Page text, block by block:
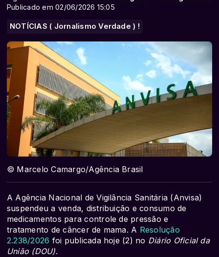
Publicado em 02/06/2026 15:05
NOTÍCIAS ( Jornalismo Verdade ) !
© Marcelo Camargo/Agência Brasil
A Agência Nacional de Vigilância Sanitária (Anvisa)
suspendeu a venda, distribuição e consumo de
medicamentos para controle de pressão e
tratamento de câncer de mama. A Resolução
2.238/2026 foi publicada hoje (2) no Diário Oficial da
União (DOU).